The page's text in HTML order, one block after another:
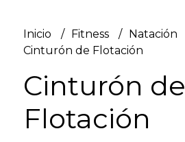
Inicio Fitness Natación
Cinturón de Flotación
Cinturón de
Flotación